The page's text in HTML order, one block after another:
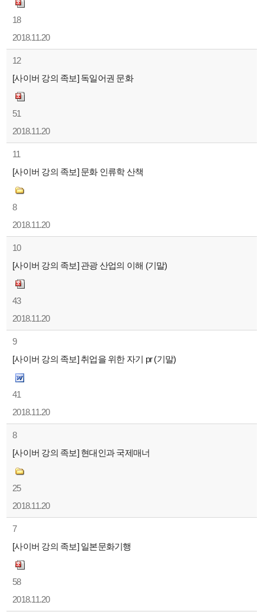
18
2018.11.20
12
[사이버 강의 족보] 독일어권 문화
51
2018.11.20
11
[사이버 강의 족보] 문화 인류학 산책
8
2018.11.20
10
[사이버 강의 족보] 관광 산업의 이해 (기말)
43
2018.11.20
9
[사이버 강의 족보] 취업을 위한 자기 pr (기말)
41
2018.11.20
8
[사이버 강의 족보] 현대인과 국제매너
25
2018.11.20
7
[사이버 강의 족보] 일본문화기행
58
2018.11.20